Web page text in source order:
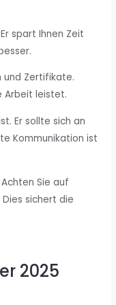
spart Ihnen Zeit
und Zertifikate.
Arbeit leistet.
Er sollte sich an
Kommunikation ist
Sie auf
sichert die
2025